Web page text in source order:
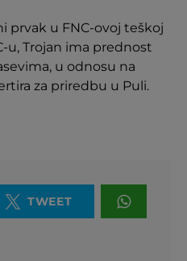
prvak u FNC-ovoj teškoj
u, Trojan ima prednost
u odnosu na
za priredbu u Puli.
TWEET